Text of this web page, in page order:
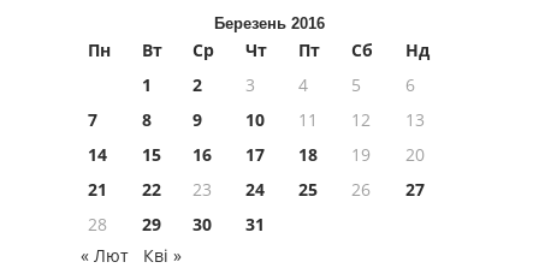
Березень 2016
Пн Вт Ср Чт Пт Сб
Нд
1
2 3 4 5
6
7
8 9 10 11 12
13
14
15 16 17 18 19
20
21
22 23 24 25 26
27
28
29 30
31
« Лют
Кві »